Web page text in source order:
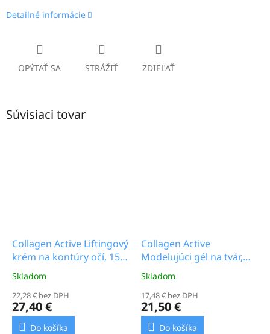
Detailné informácie
OPÝTAŤ SA STRÁŽIŤ ZDIEĽAŤ
Súvisiaci tovar
Collagen Active Liftingový
krém na kontúry očí, 15
g_14.9b
Priemerné
produktu
je
3,5
Skladom
22,28 € bez DPH
27,40 €
Do košíka
Collagen Active
Modelujúci gél na tvár,
150 g_12.0b
Priemerné
produktu
je
3,9
Skladom
17,48 € bez DPH
21,50 €
Do košíka